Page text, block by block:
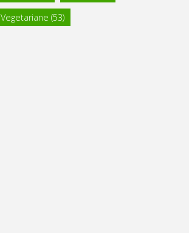
Vegetariane (53)